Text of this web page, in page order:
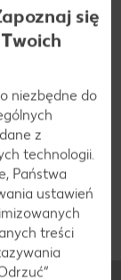
odciętymi
się
niezbędne do
z
technologii.
Państwa
ustawień
treści